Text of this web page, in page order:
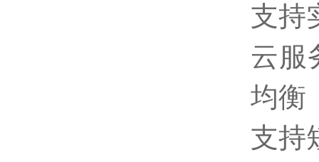
支持
云服
均衡
支持